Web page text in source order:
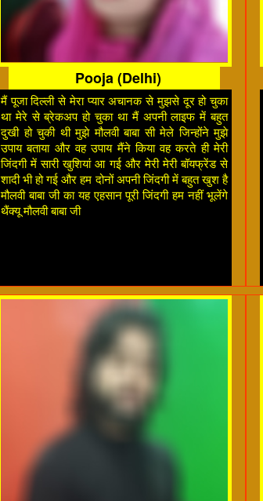
Pooja (Delhi)
मैं पूजा दिल्ली से मेरा प्यार अचानक से मुझसे दूर हो चुका
था मेरे से ब्रेकअप हो चुका था मैं अपनी लाइफ में बहुत
दुखी हो चुकी थी मुझे मौलवी बाबा सी मेले जिन्होंने मुझे
उपाय बताया और वह उपाय मैंने किया वह करते ही मेरी
जिंदगी में सारी खुशियां आ गई और मेरी मेरी बॉयफ्रेंड से
शादी भी हो गई और हम दोनों अपनी जिंदगी में बहुत खुश है
मौलवी बाबा जी का यह एहसान पूरी जिंदगी हम नहीं भूलेंगे
थैंक्यू मौलवी बाबा जी